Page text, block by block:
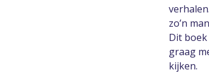
zo’n
Dit
graag
kijken.